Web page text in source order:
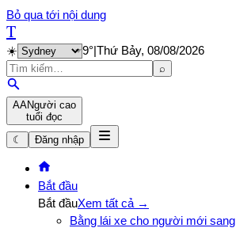
Bỏ qua tới nội dung
T
☀️ 9°|Thứ Bảy, 08/08/2026
⌕
AANgười cao
tuổi đọc
☾
Đăng nhập
Bắt đầu
Bắt đầuXem tất cả →
Bằng lái xe cho người mới sang